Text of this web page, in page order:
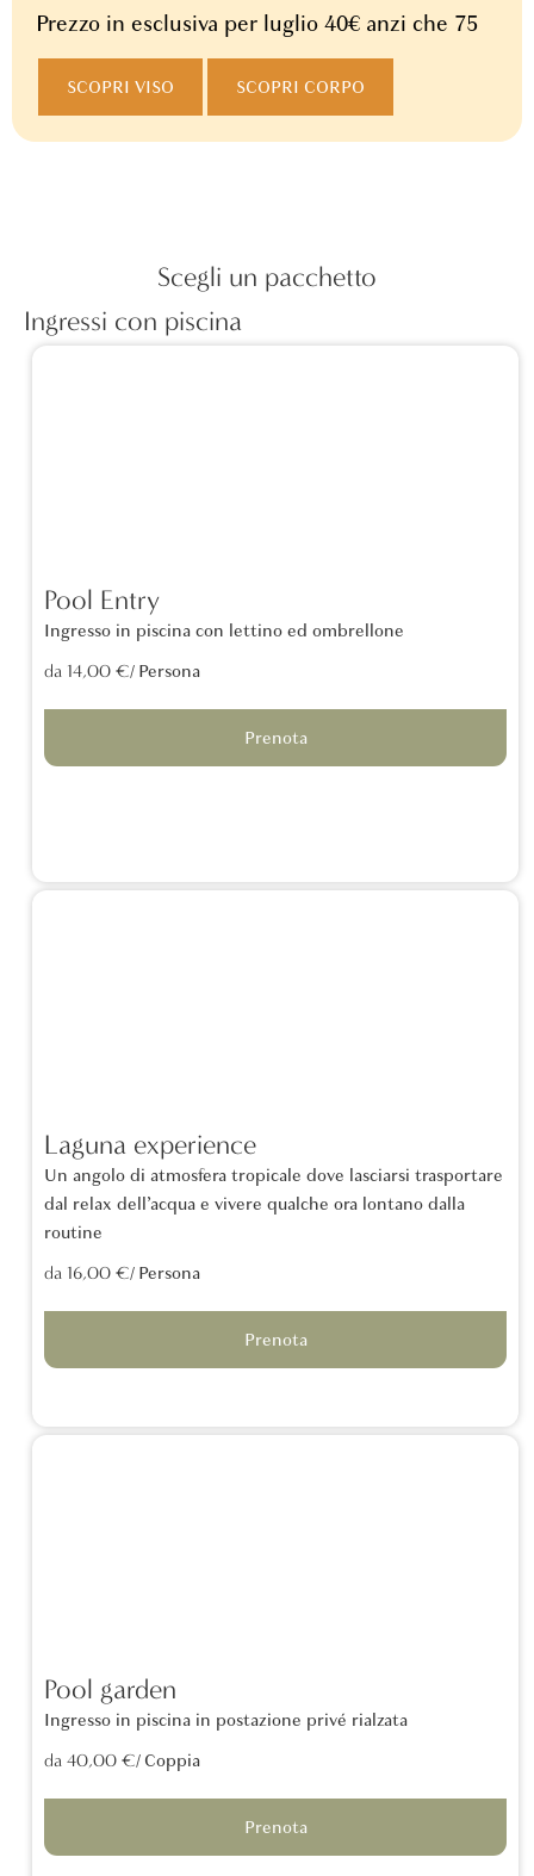
Prezzo in esclusiva per luglio 40€ anzi che 75
SCOPRI VISO SCOPRI CORPO
Scegli un pacchetto
Ingressi con piscina
Pool Entry
Ingresso in piscina con lettino ed ombrellone
da 14,00 €/ Persona
Prenota
Laguna experience
Un angolo di atmosfera tropicale dove lasciarsi trasportare
dal relax dell’acqua e vivere qualche ora lontano dalla
routine
da 16,00 €/ Persona
Prenota
Pool garden
Ingresso in piscina in postazione privé rialzata
da 40,00 €/ Coppia
Prenota